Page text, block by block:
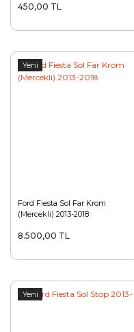
450,00 TL
Yeni
Ford Fiesta Sol Far Krom
(Mercekli) 2013-2018
8.500,00 TL
Yeni